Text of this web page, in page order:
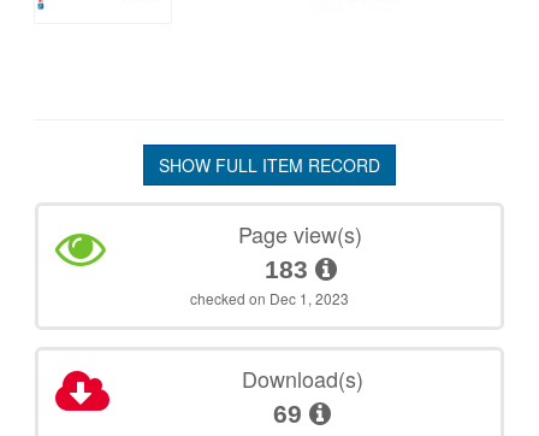
SHOW FULL ITEM RECORD
Page view(s)
183
checked on Dec 1, 2023
Download(s)
69